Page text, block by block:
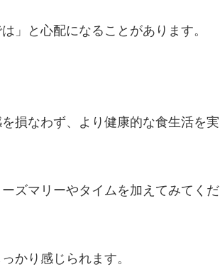
」と心配になることがあります。
損なわず、より健康的な食生活を実
ズマリーやタイムを加えてみてくだ
かり感じられます。